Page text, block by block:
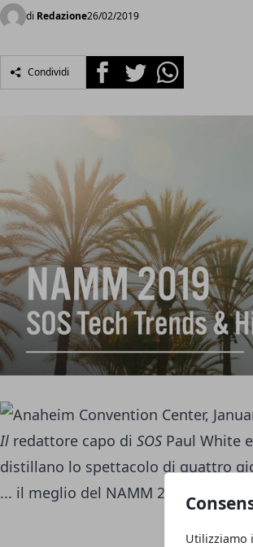
Utilizziamo
di Redazione26/02/2019
Condividi FacebookTwitterWhatsapp
Il redattore capo di SOS Paul White
distillano lo spettacolo di quattro
... il meglio del NAMM 2019.